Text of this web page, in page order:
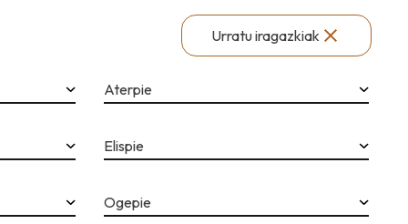
Urratu iragazkiak
Aterpie
Elispie
Ogepie